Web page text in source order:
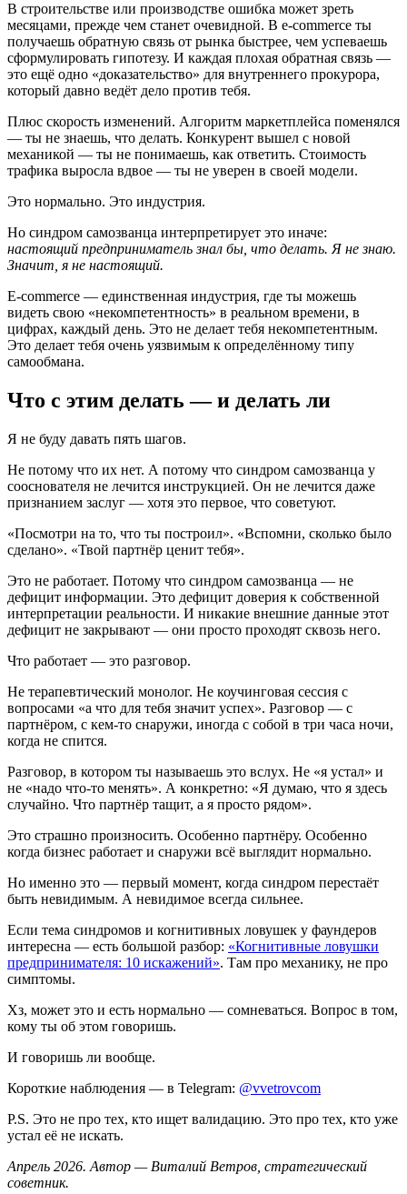
В строительстве или производстве ошибка может зреть
месяцами, прежде чем станет очевидной. В e-commerce ты
получаешь обратную связь от рынка быстрее, чем успеваешь
сформулировать гипотезу. И каждая плохая обратная связь —
это ещё одно «доказательство» для внутреннего прокурора,
который давно ведёт дело против тебя.
Плюс скорость изменений. Алгоритм маркетплейса поменялся
— ты не знаешь, что делать. Конкурент вышел с новой
механикой — ты не понимаешь, как ответить. Стоимость
трафика выросла вдвое — ты не уверен в своей модели.
Это нормально. Это индустрия.
Но синдром самозванца интерпретирует это иначе:
настоящий предприниматель знал бы, что делать. Я не знаю.
Значит, я не настоящий.
E-commerce — единственная индустрия, где ты можешь
видеть свою «некомпетентность» в реальном времени, в
цифрах, каждый день. Это не делает тебя некомпетентным.
Это делает тебя очень уязвимым к определённому типу
самообмана.
Что с этим делать — и делать ли
Я не буду давать пять шагов.
Не потому что их нет. А потому что синдром самозванца у
сооснователя не лечится инструкцией. Он не лечится даже
признанием заслуг — хотя это первое, что советуют.
«Посмотри на то, что ты построил». «Вспомни, сколько было
сделано». «Твой партнёр ценит тебя».
Это не работает. Потому что синдром самозванца — не
дефицит информации. Это дефицит доверия к собственной
интерпретации реальности. И никакие внешние данные этот
дефицит не закрывают — они просто проходят сквозь него.
Что работает — это разговор.
Не терапевтический монолог. Не коучинговая сессия с
вопросами «а что для тебя значит успех». Разговор — с
партнёром, с кем-то снаружи, иногда с собой в три часа ночи,
когда не спится.
Разговор, в котором ты называешь это вслух. Не «я устал» и
не «надо что-то менять». А конкретно: «Я думаю, что я здесь
случайно. Что партнёр тащит, а я просто рядом».
Это страшно произносить. Особенно партнёру. Особенно
когда бизнес работает и снаружи всё выглядит нормально.
Но именно это — первый момент, когда синдром перестаёт
быть невидимым. А невидимое всегда сильнее.
Если тема синдромов и когнитивных ловушек у фаундеров
интересна — есть большой разбор: «Когнитивные ловушки
предпринимателя: 10 искажений». Там про механику, не про
симптомы.
Хз, может это и есть нормально — сомневаться. Вопрос в том,
кому ты об этом говоришь.
И говоришь ли вообще.
Короткие наблюдения — в Telegram: @vvetrovcom
P.S. Это не про тех, кто ищет валидацию. Это про тех, кто уже
устал её не искать.
Апрель 2026. Автор — Виталий Ветров, стратегический
советник.